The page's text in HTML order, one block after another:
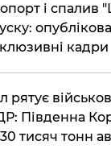
і спалив
кадри
рятує
Південна
тисяч тонн